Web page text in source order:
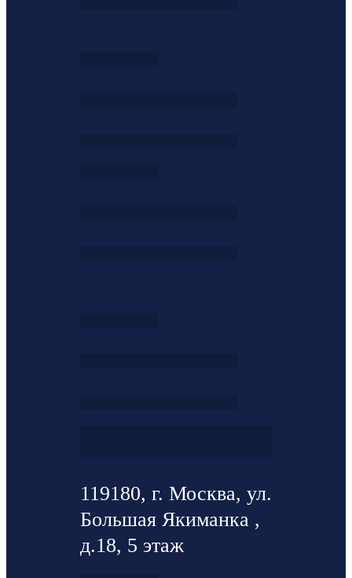
119180, г. Москва, ул.
Большая Якиманка ,
д.18, 5 этаж